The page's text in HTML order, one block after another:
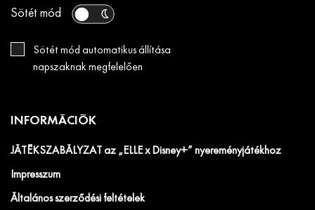
Sötét mód
Sötét mód automatikus állítása
napszaknak megfelelően
INFORMÁCIÓK
JÁTÉKSZABÁLYZAT az „ELLE x Disney+” nyereményjátékhoz
Impresszum
Általános szerződési feltételek